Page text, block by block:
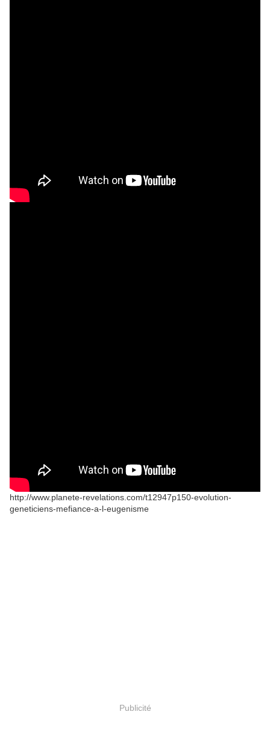
http://www.planete-revelations.com/t12947p150-evolution-
geneticiens-mefiance-a-l-eugenisme
Publicité